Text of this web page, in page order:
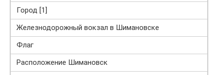
Город [1]
Железнодорожный вокзал в Шимановске
Флаг
Расположение Шимановск